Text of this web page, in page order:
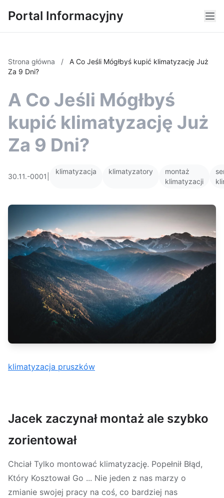
Portal Informacyjny
Strona główna /
A Co Jeśli Mógłbyś kupić klimatyzację Już
Za 9 Dni?
A Co Jeśli Mógłbyś
kupić klimatyzację Już
Za 9 Dni?
30.11.-0001
klimatyzacja klimatyzatory
montaż
klimatyzacji
klimatyzacja pruszków
Jacek zaczynał montaż ale szybko
zorientował
Chciał Tylko montować klimatyzację. Popełnił Błąd,
Który Kosztował Go ... Nie jeden z nas marzy o
zmianie swojej pracy na coś, co bardziej nas